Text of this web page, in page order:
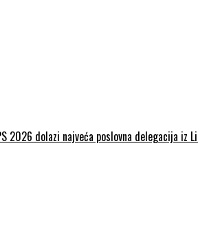
2026 dolazi najveća poslovna delegacija iz